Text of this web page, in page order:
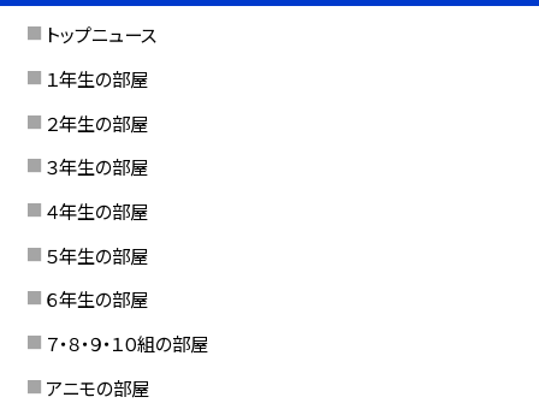
トップニュース
１年生の部屋
２年生の部屋
３年生の部屋
４年生の部屋
５年生の部屋
６年生の部屋
７・８・９・１０組の部屋
アニモの部屋